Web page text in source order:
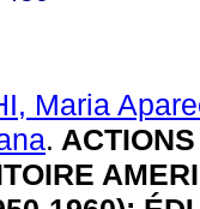
Maria
. ACTIONS